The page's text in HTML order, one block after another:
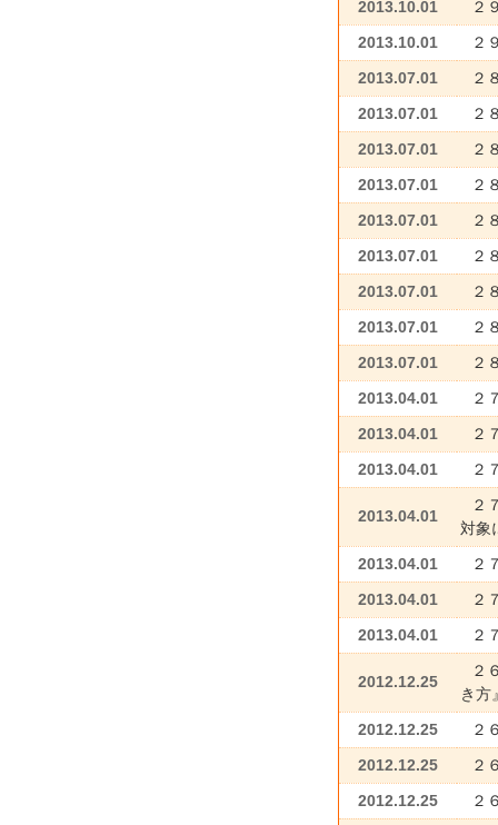
2013.10.01 ２
2013.10.01 ２
2013.07.01 ２
2013.07.01 ２
2013.07.01 ２
2013.07.01 ２
2013.07.01 ２
2013.07.01 ２
2013.07.01 ２
2013.07.01 ２
2013.07.01 ２
2013.04.01 ２
2013.04.01 ２
2013.04.01 ２
2013.04.01
２
対象
2013.04.01 ２
2013.04.01 ２
2013.04.01 ２
2012.12.25
２
き方
2012.12.25 ２
2012.12.25 ２
2012.12.25 ２